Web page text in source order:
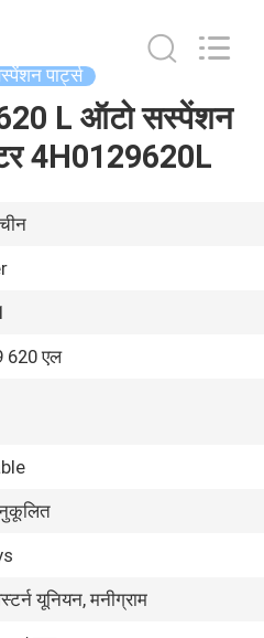
पार्ट्स
L ऑटो सस्पेंशन
4H0129620L
620 एल
यूनियन, मनीग्राम